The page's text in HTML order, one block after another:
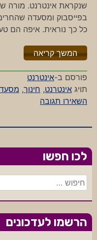
שנקראת אינטרנט. מורה
בפייסבוק ומסעדה
כל כך נוראית. איפה הם
המשך קריאה"%s"
פורסם ב-אינטרנט
תויג אינטרנט, חינוך,
השאירו תגובה
הרשת
לפגוע
לכו חפשו
חיפוש:
הרשמו לעדכונים